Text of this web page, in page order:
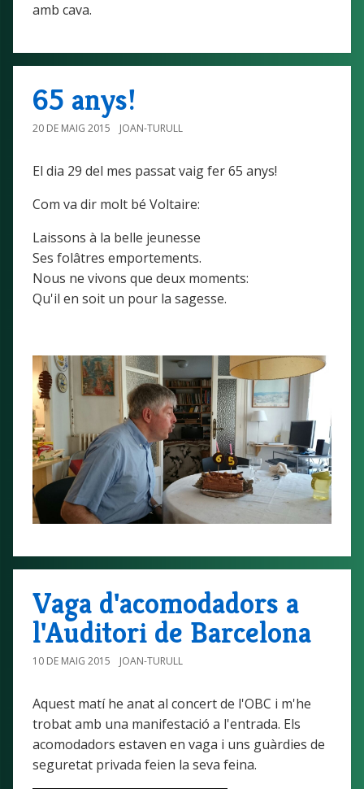
amb cava.
65 anys!
20 DE MAIG 2015 JOAN-TURULL
El dia 29 del mes passat vaig fer 65 anys!
Com va dir molt bé Voltaire:
Laissons à la belle jeunesse
Ses folâtres emportements.
Nous ne vivons que deux moments:
Qu'il en soit un pour la sagesse.
Vaga d'acomodadors a
l'Auditori de Barcelona
10 DE MAIG 2015 JOAN-TURULL
Aquest matí he anat al concert de l'OBC i m'he
trobat amb una manifestació a l'entrada. Els
acomodadors estaven en vaga i uns guàrdies de
seguretat privada feien la seva feina.